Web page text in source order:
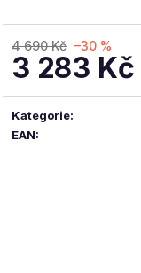
4 690 Kč –30 %
3 283 Kč
Kategorie:
EAN: